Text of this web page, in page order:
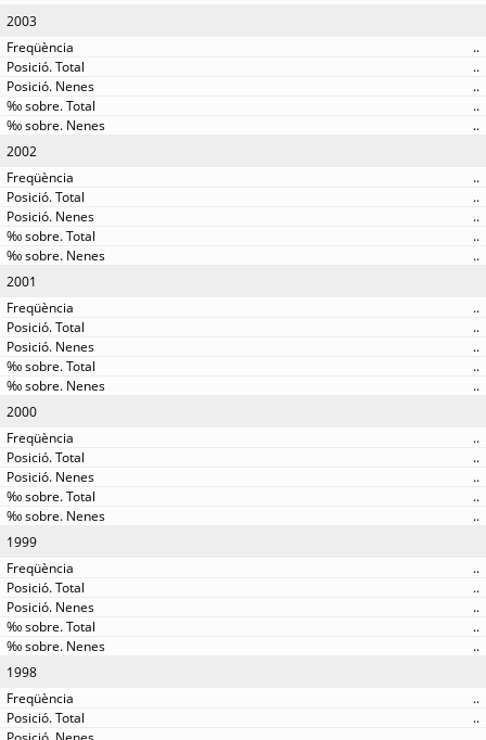
2003
..
..
..
..
..
2002
..
..
..
..
..
2001
..
..
..
..
..
2000
..
..
..
..
..
1999
..
..
..
..
..
1998
..
..